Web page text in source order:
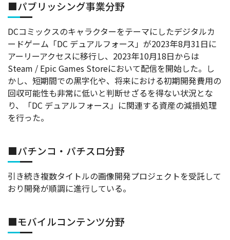
■パブリッシング事業分野
DCコミックスのキャラクターをテーマにしたデジタルカ
ードゲーム「DC デュアルフォース」が2023年8月31日に
アーリーアクセスに移行し、2023年10月18日からは
Steam / Epic Games Storeにおいて配信を開始した。し
かし、短期間での黒字化や、将来における初期開発費用の
回収可能性も非常に低いと判断せざるを得ない状況とな
り、「DC デュアルフォース」に関連する資産の減損処理
を行った。
■パチンコ・パチスロ分野
引き続き複数タイトルの画像開発プロジェクトを受託して
おり開発が順調に進行している。
■モバイルコンテンツ分野